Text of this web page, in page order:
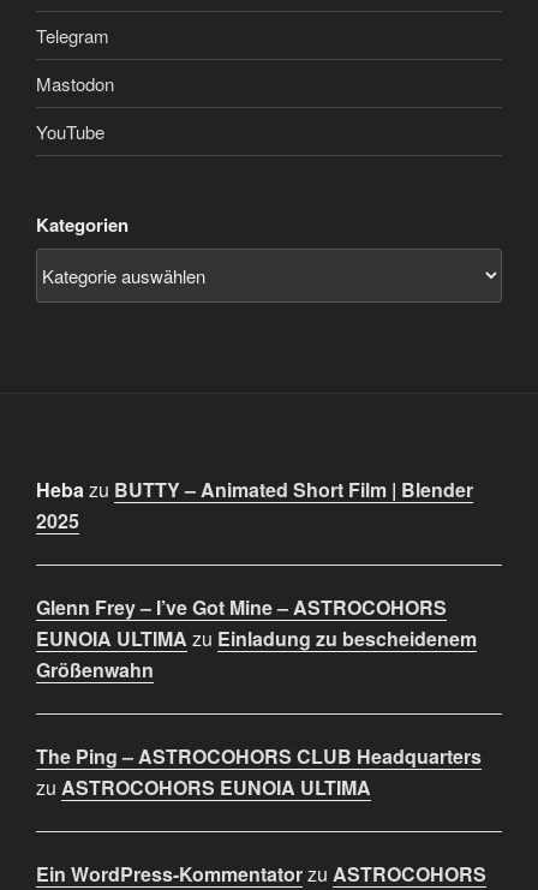
Telegram
Mastodon
YouTube
Kategorien
Hebazu BUTTY – Animated Short Film | Blender
2025
Glenn Frey – I’ve Got Mine – ASTROCOHORS
EUNOIA ULTIMA zu Einladung zu bescheidenem
Größenwahn
The Ping – ASTROCOHORS CLUB Headquarters
zu ASTROCOHORS EUNOIA ULTIMA
Ein WordPress-Kommentatorzu ASTROCOHORS